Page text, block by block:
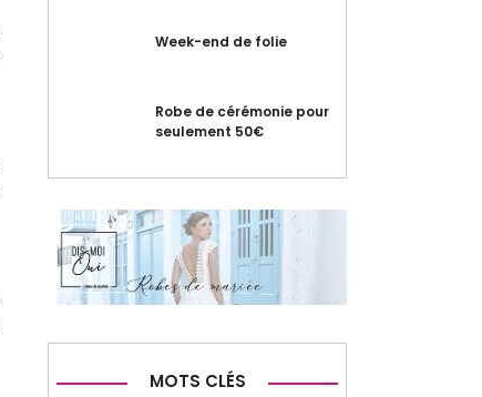
Week-end de folie
Robe de cérémonie pour
seulement 50€
MOTS CLÉS